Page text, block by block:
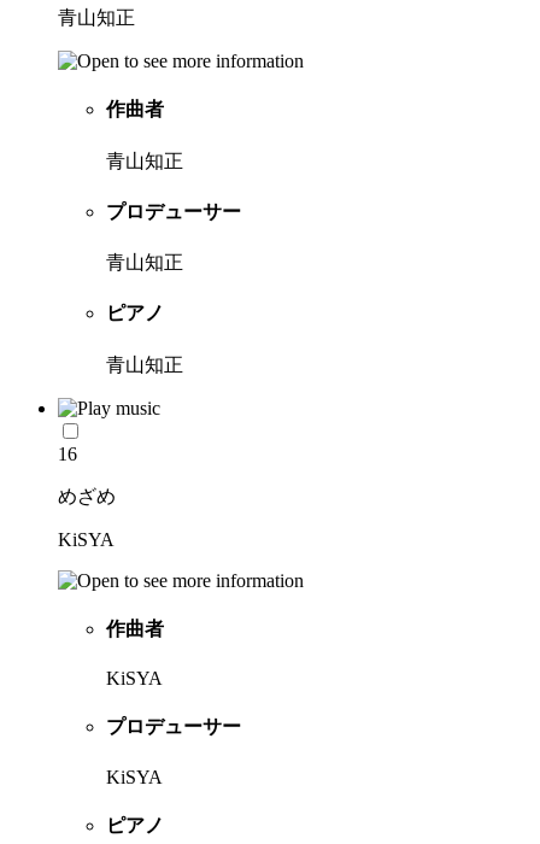
青山知正
作曲者
青山知正
プロデューサー
青山知正
ピアノ
青山知正
16
めざめ
KiSYA
作曲者
KiSYA
プロデューサー
KiSYA
ピアノ